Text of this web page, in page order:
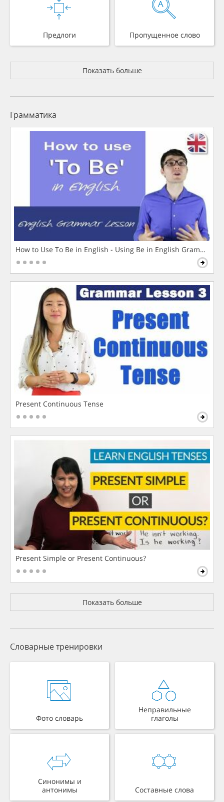
Предлоги Пропущенное слово
Показать больше
Грамматика
How to Use To Be in English - Using Be in English Grammar
Present Continuous Tense
Present Simple or Present Continuous?
Показать больше
Словарные тренировки
Фото словарь
Неправильные
глаголы
Синонимы и
антонимы
Составные слова